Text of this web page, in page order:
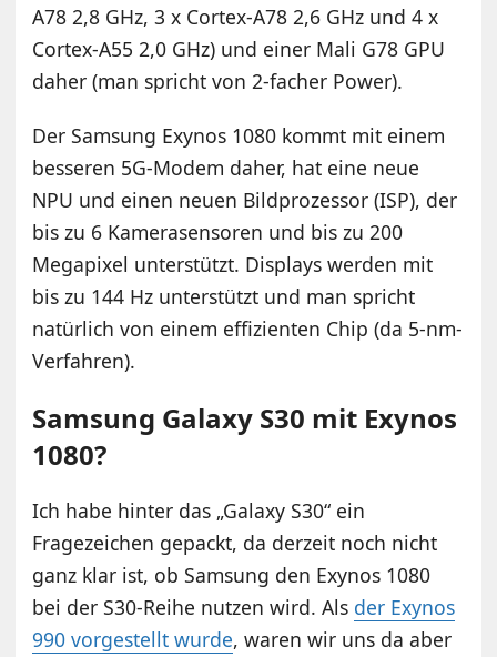
A78 2,8 GHz, 3 x Cortex-A78 2,6 GHz und 4 x
Cortex-A55 2,0 GHz) und einer Mali G78 GPU
daher (man spricht von 2-facher Power).
Der Samsung Exynos 1080 kommt mit einem
besseren 5G-Modem daher, hat eine neue
NPU und einen neuen Bildprozessor (ISP), der
bis zu 6 Kamerasensoren und bis zu 200
Megapixel unterstützt. Displays werden mit
bis zu 144 Hz unterstützt und man spricht
natürlich von einem effizienten Chip (da 5-nm-
Verfahren).
Samsung Galaxy S30 mit Exynos
1080?
Ich habe hinter das „Galaxy S30“ ein
Fragezeichen gepackt, da derzeit noch nicht
ganz klar ist, ob Samsung den Exynos 1080
bei der S30-Reihe nutzen wird. Als der Exynos
990 vorgestellt wurde, waren wir uns da aber